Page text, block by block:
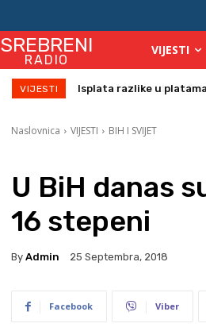
SREBRENI
RADIO
VIJESTI
VIJESTI Birači će se
Naslovnica VIJESTI BIH I SVIJET
U BiH danas
16 stepeni
By Admin 25 Septembra, 2018
Facebook Viber